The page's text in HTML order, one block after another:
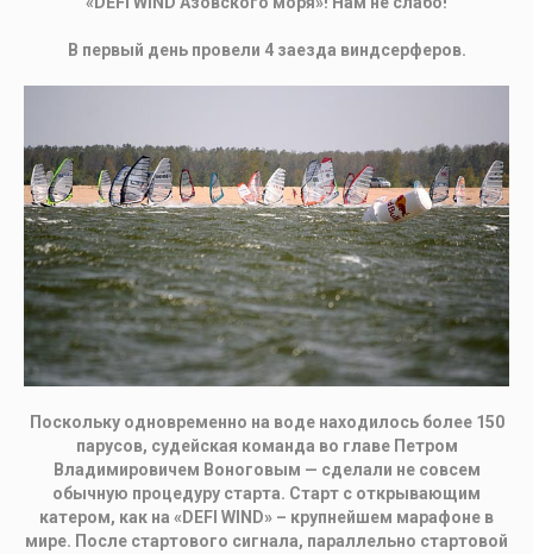
В первый день провели 4 заезда виндсерферов.
Поскольку одновременно на воде находилось более 150
парусов, судейская команда во главе Петром
Владимировичем Воноговым — сделали не совсем
обычную процедуру старта. Старт с открывающим
катером, как на «DEFI WIND» – крупнейшем марафоне в
мире. После стартового сигнала, параллельно стартовой